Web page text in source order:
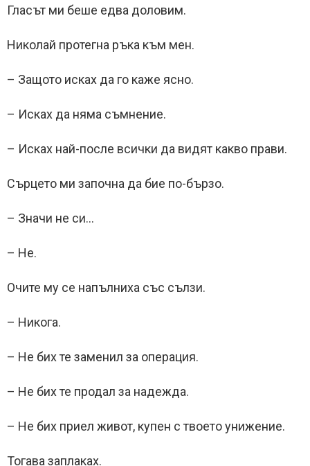
Гласът ми беше едва доловим.
Николай протегна ръка към мен.
– Защото исках да го каже ясно.
– Исках да няма съмнение.
– Исках най-после всички да видят какво прави.
Сърцето ми започна да бие по-бързо.
– Значи не си…
– Не.
Очите му се напълниха със сълзи.
– Никога.
– Не бих те заменил за операция.
– Не бих те продал за надежда.
– Не бих приел живот, купен с твоето унижение.
Тогава заплаках.